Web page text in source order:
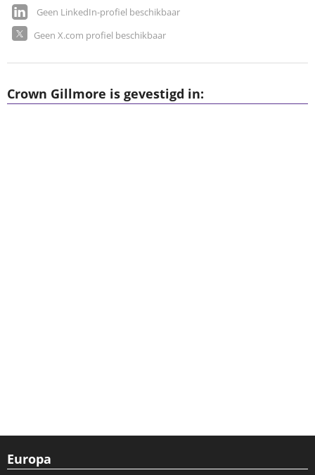
Geen LinkedIn-profiel beschikbaar
Geen X.com profiel beschikbaar
Crown Gillmore is gevestigd in:
Europa